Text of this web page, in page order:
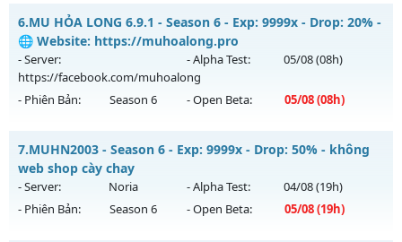
Thể loại: Mu Bán Đồ Full Trong Shop
Antihack: Phoenix chống hack mới
💥 MU HÀ NỘI 💥 - 💎 ĐUA TOP NHẬN ATM- pk 24/24💎
Mu mới ra tháng 08 2026 - Mở máy chủ
ngày 07/08/2626
Exp: 150x - Drop: 5%
Antihack: BDCAM
6.MU HỎA LONG 6.9.1 - Season 6 - Exp: 9999x - Drop: 20% -
🌐 Website: https://muhoalong.pro
- Server:
https://facebook.com/muhoalong
- Alpha Test: 05/08(08h)
- Phiên Bản: Season 6 - Open Beta: 05/08(08h)
MU HỎA LONG 6.9.1 - 🌐 Website: https://muhoalong.pro
Mu mới ra tháng 08 2026 - Mở máy chủ
https://facebook.com/muhoalongvào 08h ngày
05/08/2626
7.MUHN2003 - Season 6 - Exp: 9999x - Drop: 50% - không
web shop cày chay
- Server: Noria - Alpha Test: 04/08(19h)
- Phiên Bản:
Season 6 - Open Beta: 05/08(19h)